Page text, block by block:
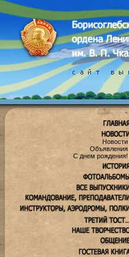
Новости
Объявления
С днем рождения!